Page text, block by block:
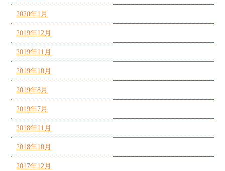
2020年1月
2019年12月
2019年11月
2019年10月
2019年8月
2019年7月
2018年11月
2018年10月
2017年12月